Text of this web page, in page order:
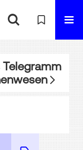
Telegramm